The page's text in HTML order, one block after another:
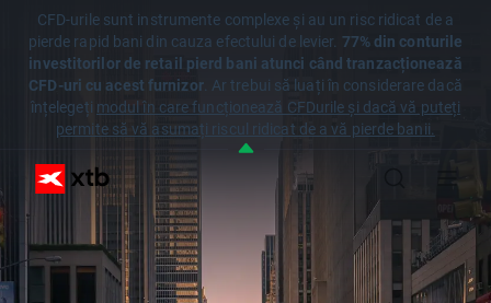
CFD-urile sunt instrumente complexe și au un risc ridicat de a
pierde rapid bani din cauza efectului de levier. 77% din conturile
investitorilor de retail pierd bani atunci când tranzacționează
CFD-uri cu acest furnizor. Ar trebui să luați în considerare dacă
înțelegeți modul în care funcționează CFDurile și dacă vă puteți
permite să vă asumați riscul ridicat de a vă pierde banii.